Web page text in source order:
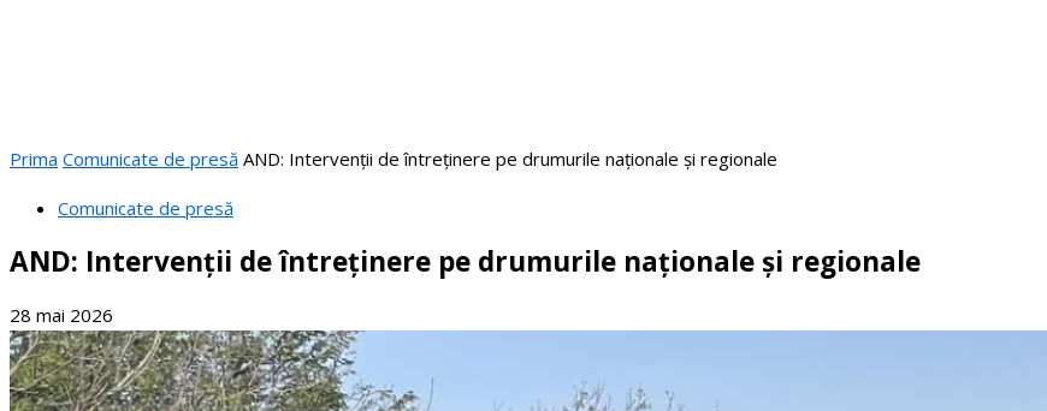
Prima Comunicate de presă AND: Intervenții de întreținere pe drumurile naționale și regionale
Comunicate de presă
AND: Intervenții de întreținere pe drumurile naționale și regionale
28 mai 2026